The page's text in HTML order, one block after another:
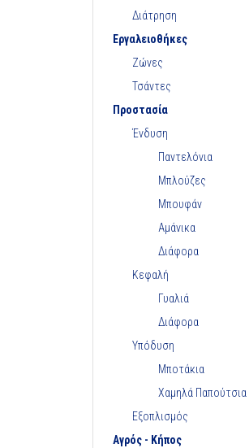
Διάτρηση
Εργαλειοθήκες
Ζώνες
Τσάντες
Προστασία
Ένδυση
Παντελόνια
Μπλούζες
Μπουφάν
Αμάνικα
Διάφορα
Κεφαλή
Γυαλιά
Διάφορα
Υπόδυση
Μποτάκια
Χαμηλά Παπούτσια
Εξοπλισμός
Αγρός - Κήπος